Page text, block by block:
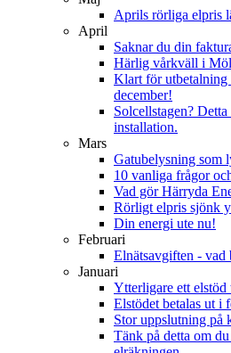
Aprils rörliga elpris
April
Saknar du din
Härlig vårkväll i
Klart för utbetalning
december!
Solcellstagen?
installation.
Mars
Gatubelysning som
10 vanliga frågor
Vad gör Härryda
Rörligt elpris sjönk
Din energi ute nu!
Februari
Elnätsavgiften - vad
Januari
Ytterligare ett
Elstödet betalas ut i
Stor uppslutning
Tänk på detta om